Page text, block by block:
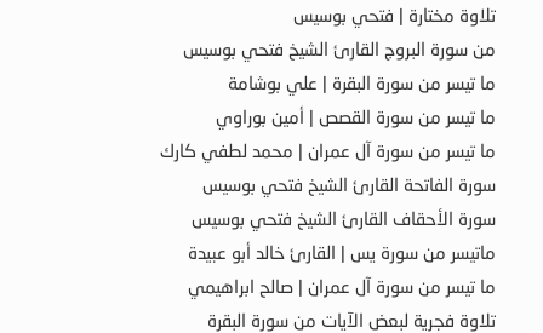
تلاوة مختارة | فتحي بوسيس
من سورة البروج القارئ الشيخ فتحي بوسيس
ما تيسر من سورة البقرة | علي بوشامة
ما تيسر من سورة القصص | أمين بوراوي
ما تيسر من سورة آل عمران | محمد لطفي كارك
سورة الفاتحة القارئ الشيخ فتحي بوسيس
سورة الأحقاف القارئ الشيخ فتحي بوسيس
ماتيسر من سورة يس | القارئ خالد أبو عبيدة
ما تيسر من سورة آل عمران | صالح ابراهيمي
تلاوة فجرية لبعض الآيات من سورة البقرة